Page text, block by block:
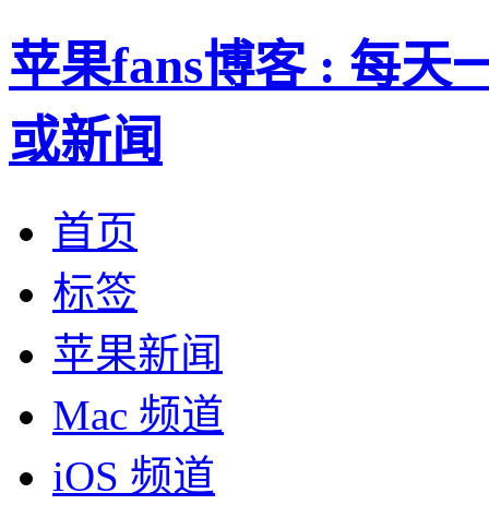
苹果fans博客 : 每天
或新闻
首页
标签
苹果新闻
Mac 频道
iOS 频道